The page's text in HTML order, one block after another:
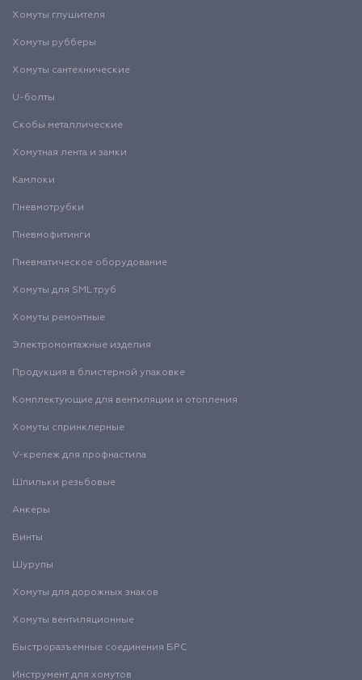
Хомуты глушителя
Хомуты рубберы
Хомуты сантехнические
U-болты
Скобы металлические
Хомутная лента и замки
Камлоки
Пневмотрубки
Пневмофитинги
Пневматическое оборудование
Хомуты для SML труб
Хомуты ремонтные
Электромонтажные изделия
Продукция в блистерной упаковке
Комплектующие для вентиляции и отопления
Хомуты спринклерные
V-крепеж для профнастила
Шпильки резьбовые
Анкеры
Винты
Шурупы
Хомуты для дорожных знаков
Хомуты вентиляционные
Быстроразъемные соединения БРС
Инструмент для хомутов